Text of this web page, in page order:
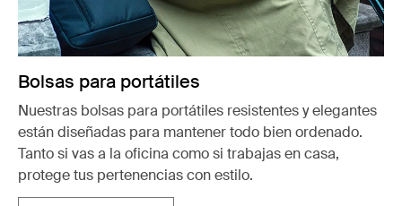
Bolsas para portátiles
Nuestras bolsas para portátiles resistentes y elegantes
están diseñadas para mantener todo bien ordenado.
Tanto si vas a la oficina como si trabajas en casa,
protege tus pertenencias con estilo.